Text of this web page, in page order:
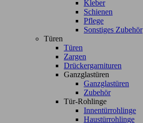
Kleber
Schienen
Pflege
Sonstiges Zubehör
Türen
Türen
Zargen
Drückergarnituren
Ganzglastüren
Ganzglastüren
Zubehör
Tür-Rohlinge
Innentürrohlinge
Haustürrohlinge